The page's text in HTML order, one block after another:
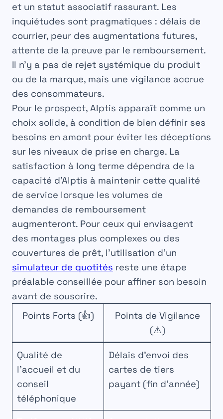
et un statut associatif rassurant. Les
inquiétudes sont pragmatiques : délais de
courrier, peur des augmentations futures,
attente de la preuve par le remboursement.
Il n’y a pas de rejet systémique du produit
ou de la marque, mais une vigilance accrue
des consommateurs.
Pour le prospect, Alptis apparaît comme un
choix solide, à condition de bien définir ses
besoins en amont pour éviter les déceptions
sur les niveaux de prise en charge. La
satisfaction à long terme dépendra de la
capacité d’Alptis à maintenir cette qualité
de service lorsque les volumes de
demandes de remboursement
augmenteront. Pour ceux qui envisagent
des montages plus complexes ou des
couvertures de prêt, l’utilisation d’un
simulateur de quotités reste une étape
préalable conseillée pour affiner son besoin
avant de souscrire.
Points Forts (👍)
Points de Vigilance
(⚠️)
Qualité de
l’accueil et du
conseil
téléphonique
Délais d’envoi des
cartes de tiers
payant (fin d’année)